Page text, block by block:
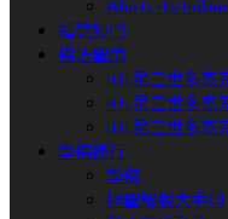
Who Is His
福慧妙門
佛法聖蹟
H.H.第三世多杰
H.H.第三世多杰
H.H.第三世多杰
學佛修行
學佛
極聖解脫大手印